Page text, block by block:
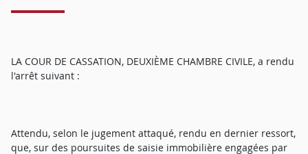
LA COUR DE CASSATION, DEUXIÈME CHAMBRE CIVILE, a rendu
l'arrêt suivant :
Attendu, selon le jugement attaqué, rendu en dernier ressort,
que, sur des poursuites de saisie immobilière engagées par